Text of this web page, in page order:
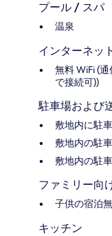
プール / スパ
温泉
インターネット
無料 WiFi (
で接続可))
駐車場および
敷地内に駐
敷地内の駐
敷地内の駐
ファミリー向
子供の宿泊
キッチン